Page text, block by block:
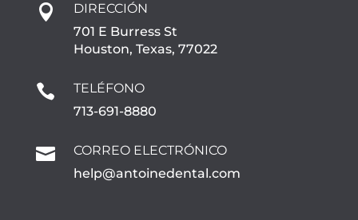

DIRECCIÓN
701 E Burress St
Houston, Texas, 77022

TELÉFONO
713-691-8880

CORREO ELECTRÓNICO
help@antoinedental.com